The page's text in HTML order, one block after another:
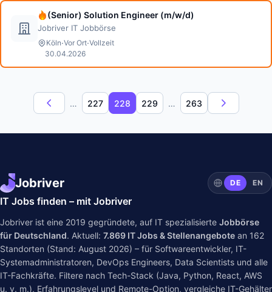
(Senior) Solution Engineer (m/w/d)
Jobriver IT Jobbörse
Köln·Vor Ort·Vollzeit
30.04.2026
… 227 228 229 … 263
Jobriver DE EN
IT Jobs finden – mit Jobriver
Jobriver ist eine 2019 gegründete, auf IT spezialisierte Jobbörse
für Deutschland. Aktuell: 7.869 IT Jobs & Stellenangebote an 162
Standorten (Stand: August 2026) – für Softwareentwickler, IT-
Systemadministratoren, DevOps Engineers, Data Scientists und alle
IT-Fachkräfte. Filtere nach Tech-Stack (Java, Python, React, AWS
u. v. m.), Erfahrungslevel und Remote-Option, vergleiche IT-Gehälter